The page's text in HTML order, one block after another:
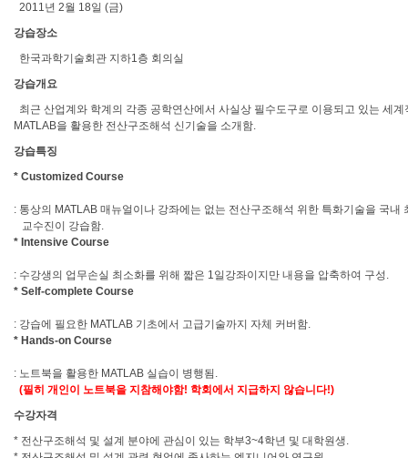
2011년 2월 18일 (금)
강습장소
한국과학기술회관 지하1층 회의실
강습개요
최근 산업계와 학계의 각종 공학연산에서 사실상 필수도구로 이용되고 있는 세
MATLAB을 활용한 전산구조해석 신기술을 소개함.
강습특징
* Customized Course
: 통상의 MATLAB 매뉴얼이나 강좌에는 없는 전산구조해석 위한 특화기술을 국내
교수진이 강습함.
* Intensive Course
: 수강생의 업무손실 최소화를 위해 짧은 1일강좌이지만 내용을 압축하여 구성.
* Self-complete Course
: 강습에 필요한 MATLAB 기초에서 고급기술까지 자체 커버함.
* Hands-on Course
: 노트북을 활용한 MATLAB 실습이 병행됨.
(필히 개인이 노트북을 지참해야함! 학회에서 지급하지 않습니다!)
수강자격
* 전산구조해석 및 설계 분야에 관심이 있는 학부3~4학년 및 대학원생.